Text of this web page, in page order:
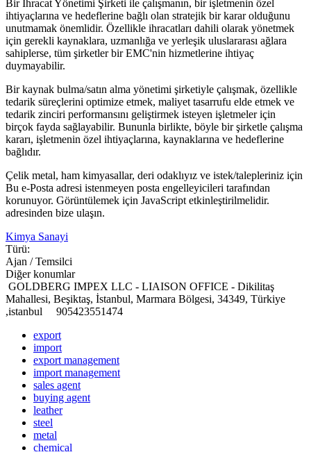
Bir İhracat Yönetimi Şirketi ile çalışmanın, bir işletmenin özel
ihtiyaçlarına ve hedeflerine bağlı olan stratejik bir karar olduğunu
unutmamak önemlidir. Özellikle ihracatları dahili olarak yönetmek
için gerekli kaynaklara, uzmanlığa ve yerleşik uluslararası ağlara
sahiplerse, tüm şirketler bir EMC'nin hizmetlerine ihtiyaç
duymayabilir.
Bir kaynak bulma/satın alma yönetimi şirketiyle çalışmak, özellikle
tedarik süreçlerini optimize etmek, maliyet tasarrufu elde etmek ve
tedarik zinciri performansını geliştirmek isteyen işletmeler için
birçok fayda sağlayabilir. Bununla birlikte, böyle bir şirketle çalışma
kararı, işletmenin özel ihtiyaçlarına, kaynaklarına ve hedeflerine
bağlıdır.
Çelik metal, ham kimyasallar, deri odaklıyız ve istek/talepleriniz için
Bu e-Posta adresi istenmeyen posta engelleyicileri tarafından
korunuyor. Görüntülemek için JavaScript etkinleştirilmelidir.
adresinden bize ulaşın.
Kimya Sanayi
Türü:
Ajan / Temsilci
Diğer konumlar
GOLDBERG IMPEX LLC - LIAISON OFFICE - Dikilitaş
Mahallesi, Beşiktaş, İstanbul, Marmara Bölgesi, 34349, Türkiye
,istanbul
905423551474
export
import
export management
import management
sales agent
buying agent
leather
steel
metal
chemical